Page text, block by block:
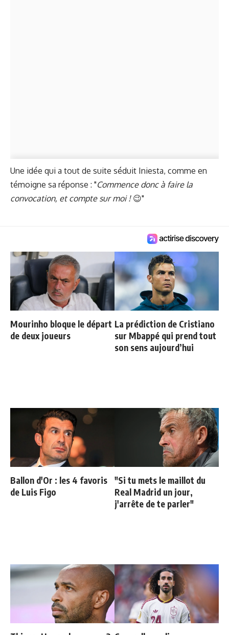
Une idée qui a tout de suite séduit Iniesta, comme en
témoigne sa réponse : "Commence donc à faire la
convocation, et compte sur moi ! 😉"
Mourinho bloque le départ
de deux joueurs
La prédiction de Cristiano
sur Mbappé qui prend tout
son sens aujourd’hui
Ballon d'Or : les 4 favoris
de Luis Figo
"Si tu mets le maillot du
Real Madrid un jour,
j'arrête de te parler"